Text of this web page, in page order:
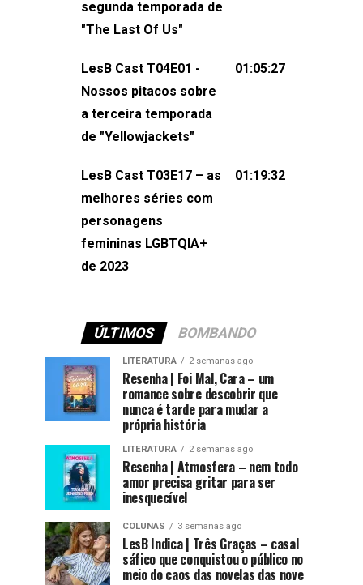
não esqueça de visitar nosso site e
sociais:Twitter: ⁠⁠⁠⁠@lesbout_br⁠⁠⁠⁠ Instagram:
do LesB Cast:Apresentação de
Karolen Passos
(⁠⁠⁠⁠⁠⁠@KarolenPassos⁠⁠⁠⁠⁠⁠)Participação de
Pollyelly FlorêncioEdição de Naiady
Machado
segunda temporada de
"The Last Of Us"
LesB Cast T04E01 -
Nossos pitacos sobre
a terceira temporada
de "Yellowjackets"
01:05:27
LesB Cast T03E17 – as
melhores séries com
personagens
femininas LGBTQIA+
de 2023
01:19:32
ÚLTIMOS BOMBANDO
LITERATURA 2 semanas ago
Resenha | Foi Mal, Cara – um
romance sobre descobrir que
nunca é tarde para mudar a
própria história
LITERATURA 2 semanas ago
Resenha | Atmosfera – nem todo
amor precisa gritar para ser
inesquecível
COLUNAS 3 semanas ago
LesB Indica | Três Graças – casal
sáfico que conquistou o público no
meio do caos das novelas das nove